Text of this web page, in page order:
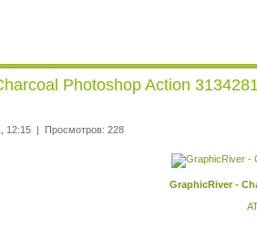
Photoshop Action
12:15 | Просмотров: 228
GraphicRiver -